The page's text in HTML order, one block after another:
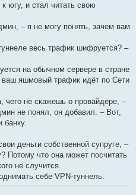
югу, и стал читать свою
– я не могу понять, зачем вам
весь трафик шифруется? –
на обычном сервере в стране
яшмовый трафик идёт по Сети
чего не скажешь о провайдере, –
не понял, он добавил. – Вот,
банку.
деньги собственной супруге, –
что она может посчитать
не случится.
себе VPN-туннель.